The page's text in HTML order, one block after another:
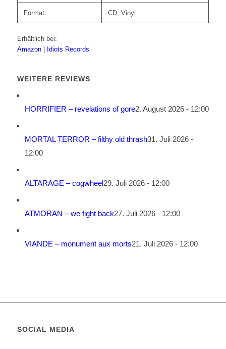
Format: CD, Vinyl
Erhältlich bei:
Amazon
Idiots Records
WEITERE REVIEWS
HORRIFIER – revelations of gore2. August 2026 - 12:00
MORTAL TERROR – filthy old thrash31. Juli 2026 -
12:00
ALTARAGE – cogwheel29. Juli 2026 - 12:00
ATMORAN – we fight back27. Juli 2026 - 12:00
VIANDE – monument aux morts21. Juli 2026 - 12:00
SOCIAL MEDIA